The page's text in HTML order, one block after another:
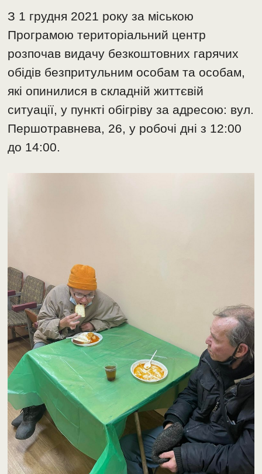
З 1 грудня 2021 року за міською
Програмою територіальний центр
розпочав видачу безкоштовних гарячих
обідів безпритульним особам та особам,
які опинилися в складній життєвій
ситуації, у пункті обігріву за адресою: вул.
Першотравнева, 26, у робочі дні з 12:00
до 14:00.